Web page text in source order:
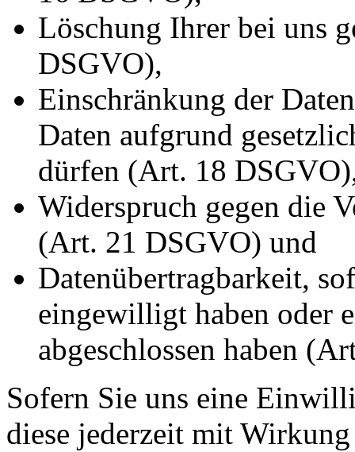
Löschung Ihrer bei uns
DSGVO),
Einschränkung der
Daten aufgrund
dürfen (Art. 18
Widerspruch gegen die
(Art. 21 DSGVO) und
Datenübertragbarkeit,
eingewilligt haben oder
abgeschlossen haben
Sofern Sie uns eine
diese jederzeit mit